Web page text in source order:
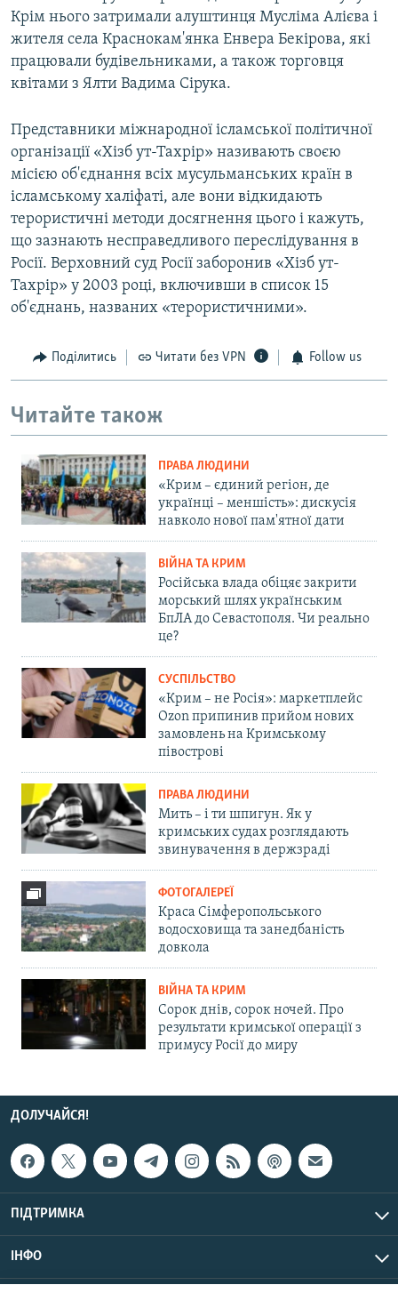
Крім нього затримали алуштинця Мусліма Алієва і
жителя села Краснокам'янка Енвера Бекірова, які
працювали будівельниками, а також торговця
квітами з Ялти Вадима Сірука.
Представники міжнародної ісламської політичної
організації «Хізб ут-Тахрір» називають своєю
місією об'єднання всіх мусульманських країн в
ісламському халіфаті, але вони відкидають
терористичні методи досягнення цього і кажуть,
що зазнають несправедливого переслідування в
Росії. Верховний суд Росії заборонив «Хізб ут-
Тахрір» у 2003 році, включивши в список 15
об'єднань, названих «терористичними».
Поділитись Читати без VPN Follow us
Читайте також
ПРАВА ЛЮДИНИ
«Крим – єдиний регіон, де
українці – меншість»: дискусія
навколо нової пам'ятної дати
ВІЙНА ТА КРИМ
Російська влада обіцяє закрити
морський шлях українським
БпЛА до Севастополя. Чи реально
це?
СУСПІЛЬСТВО
«Крим – не Росія»: маркетплейс
Ozon припинив прийом нових
замовлень на Кримському
півострові
ПРАВА ЛЮДИНИ
Мить – і ти шпигун. Як у
кримських судах розглядають
звинувачення в держзраді
ФОТОГАЛЕРЕЇ
Краса Сімферопольського
водосховища та занедбаність
довкола
ВІЙНА ТА КРИМ
Сорок днів, сорок ночей. Про
результати кримської операції з
примусу Росії до миру
ДОЛУЧАЙСЯ!
ПІДТРИМКА
ІНФО